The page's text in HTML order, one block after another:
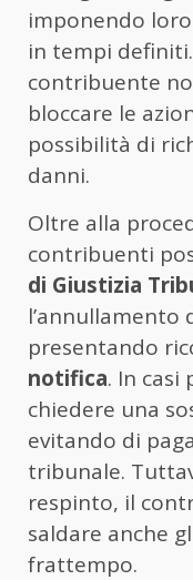
imponendo
in tempi
contribuente
bloccare le
possibilità di
danni.
Oltre alla
contribuenti
di Giustizia
l’annullamento
presentando
notifica. In casi
chiedere una
evitando di
tribunale.
respinto, il
saldare anche
frattempo.